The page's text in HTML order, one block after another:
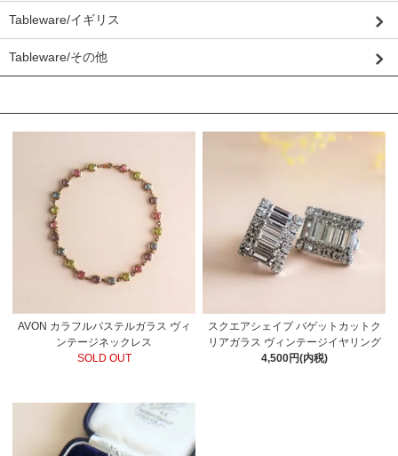
Tableware/イギリス
Tableware/その他
AVON カラフルパステルガラス ヴィ
ンテージネックレス
SOLD OUT
スクエアシェイプ バゲットカットク
リアガラス ヴィンテージイヤリング
4,500円(内税)